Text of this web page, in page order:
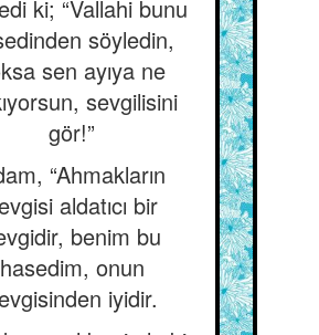
ki; “Vallahi bunu
söyledin,
sen ayıya ne
sevgilisini
gör!”
“Ahmakların
aldatıcı bir
benim bu
hasedim, onun
iyidir.